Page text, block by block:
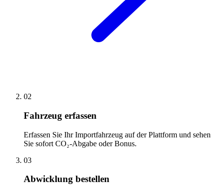
02
Fahrzeug erfassen
Erfassen Sie Ihr Importfahrzeug auf der Plattform und sehen
Sie sofort CO₂-Abgabe oder Bonus.
03
Abwicklung bestellen